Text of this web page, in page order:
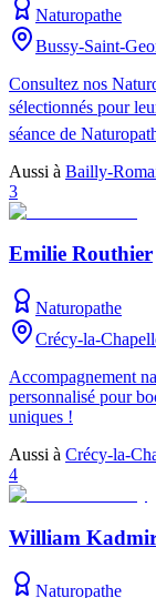
Naturopathe
Bussy-Saint-
Consultez nos
sélectionnés pour
séance de
Aussi à Bailly-
3
Emilie Routhier
Naturopathe
Crécy-la-
Accompagnement
personnalisé pour
uniques !
Aussi à Crécy-la-
4
William
Naturopathe